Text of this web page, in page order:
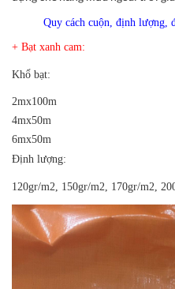
Quy cách cuộn, định lượng,
+ Bạt xanh cam:
Khổ bạt:
2mx100m
4mx50m
6mx50m
Định lượng:
120gr/m2, 150gr/m2, 170gr/m2,